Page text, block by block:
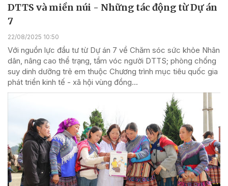
DTTS và miền núi - Những tác động từ Dự án
7
22/08/2025 10:50
Với nguồn lực đầu tư từ Dự án 7 về Chăm sóc sức khỏe Nhân
dân, nâng cao thể trạng, tầm vóc người DTTS; phòng chống
suy dinh dưỡng trẻ em thuộc Chương trình mục tiêu quốc gia
phát triển kinh tế - xã hội vùng đồng...